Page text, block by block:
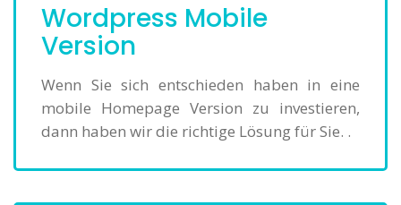
Wordpress Mobile
Version
Wenn Sie sich entschieden haben in eine
mobile Homepage Version zu investieren,
dann haben wir die richtige Lösung für Sie. .